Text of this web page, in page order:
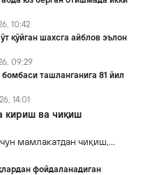
10:42
қўйган шахсга айблов эълон
09:29
ташланганига 81 йил
14:01
кириш ва чиқиш
мамлакатдан чиқиш,
тартиби бўйича янги
фойдаланадиган